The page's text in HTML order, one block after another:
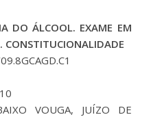
DO ÁLCOOL. EXAME EM
CONSTITUCIONALIDADE
VOUGA, JUÍZO DE